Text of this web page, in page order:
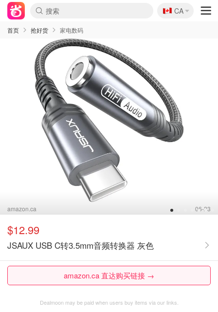
🇨🇦
CA
首页 抢好货 家电数码
1 2 3 4 5 6 7
amazon.ca 06-23
$12.99
JSAUX USB C转3.5mm音频转换器 灰色
amazon.ca 直达购买链接 →
Dealmoon may be paid when users buy items via our links.